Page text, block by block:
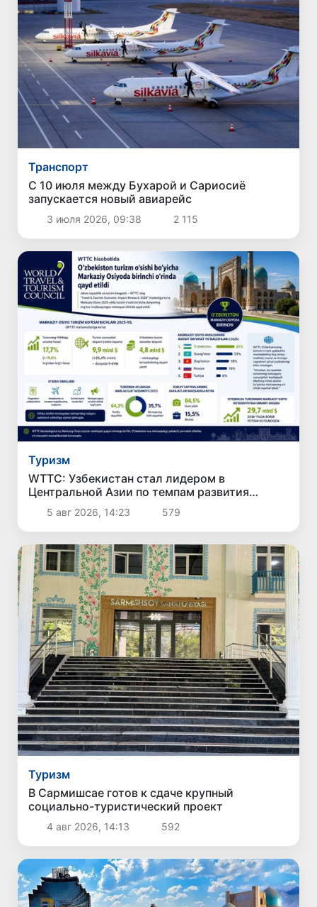
Транспорт
С 10 июля между Бухарой и Сариосиё
запускается новый авиарейс
3 июля 2026, 09:38 2 115
Туризм
WTTC: Узбекистан стал лидером в
Центральной Азии по темпам развития
туризма
5 авг 2026, 14:23 579
Туризм
В Сармишсае готов к сдаче крупный
социально-туристический проект
4 авг 2026, 14:13 592